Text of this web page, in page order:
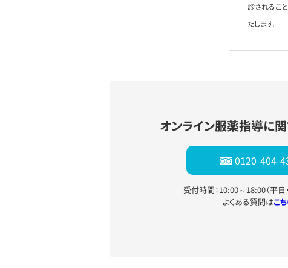
診されるこ
たします。
オンライン服薬指導に
0120-404-
受付時間：10:00～18:00（平日
よくある質問はこ